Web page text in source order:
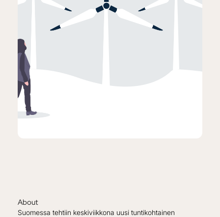
About
Suomessa tehtiin keskiviikkona uusi tuntikohtainen